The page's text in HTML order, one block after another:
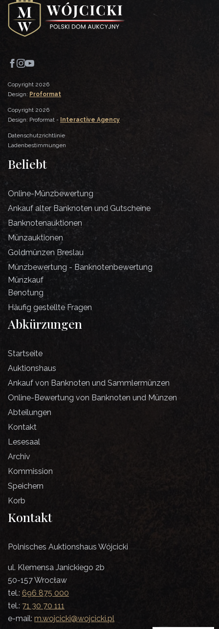
Copyright 2026
Design: Proformat
Copyright 2026
Design: Proformat - Interactive Agency
Datenschutzrichtlinie
Ladenbestimmungen
Beliebt
Online-Münzbewertung
Ankauf alter Banknoten und Gutscheine
Banknotenauktionen
Münzauktionen
Goldmünzen Breslau
Münzbewertung - Banknotenbewertung
Münzkauf
Benotung
Häufig gestellte Fragen
Abkürzungen
Startseite
Auktionshaus
Ankauf von Banknoten und Sammlermünzen
Online-Bewertung von Banknoten und Münzen
Abteilungen
Kontakt
Lesesaal
Archiv
Kommission
Speichern
Korb
Kontakt
Polnisches Auktionshaus Wójcicki
ul. Klemensa Janickiego 2b
50-157 Wrocław
tel.: 696 875 000
tel.: 71 30 70 111
e-mail: m.wojcicki@wojcicki.pl